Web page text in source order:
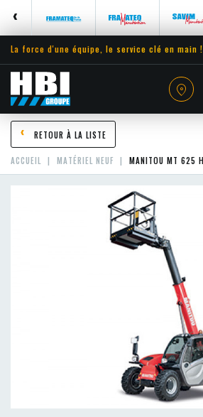
La force d'une équipe, le service clé en main !
RETOUR À LA LISTE
ACCUEIL MATÉRIEL NEUF MANITOU MT 625 H